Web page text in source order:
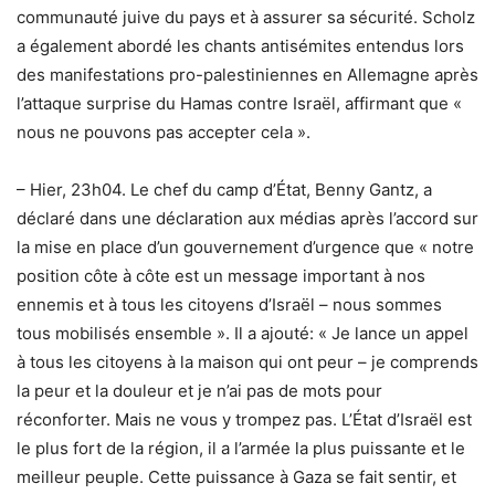
communauté juive du pays et à assurer sa sécurité. Scholz
a également abordé les chants antisémites entendus lors
des manifestations pro-palestiniennes en Allemagne après
l’attaque surprise du Hamas contre Israël, affirmant que «
nous ne pouvons pas accepter cela ».
– Hier, 23h04. Le chef du camp d’État, Benny Gantz, a
déclaré dans une déclaration aux médias après l’accord sur
la mise en place d’un gouvernement d’urgence que « notre
position côte à côte est un message important à nos
ennemis et à tous les citoyens d’Israël – nous sommes
tous mobilisés ensemble ». Il a ajouté: « Je lance un appel
à tous les citoyens à la maison qui ont peur – je comprends
la peur et la douleur et je n’ai pas de mots pour
réconforter. Mais ne vous y trompez pas. L’État d’Israël est
le plus fort de la région, il a l’armée la plus puissante et le
meilleur peuple. Cette puissance à Gaza se fait sentir, et